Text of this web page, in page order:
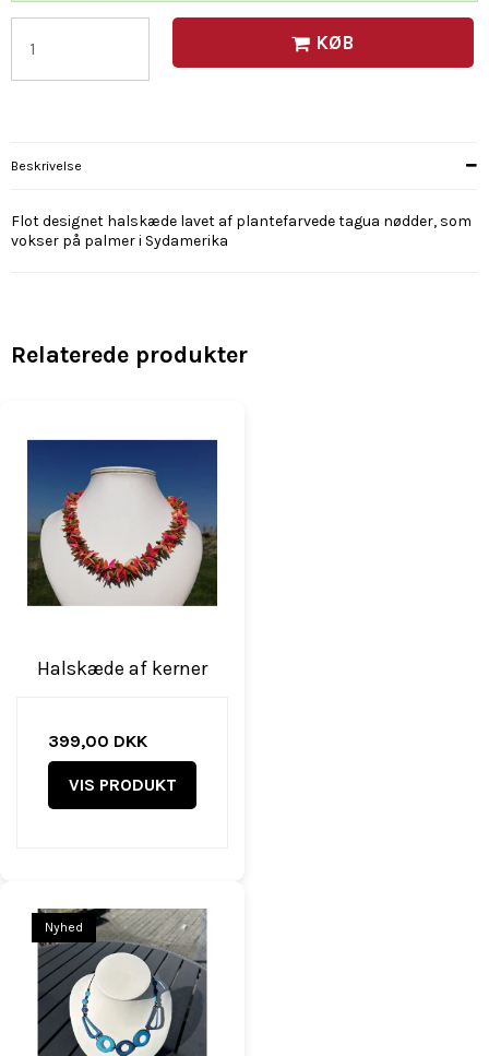
KØB
Beskrivelse
Flot designet halskæde lavet af plantefarvede tagua nødder, som
vokser på palmer i Sydamerika
Relaterede produkter
Halskæde af kerner
399,00 DKK
VIS PRODUKT
Nyhed